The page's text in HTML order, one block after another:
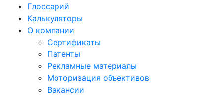
Глоссарий
Калькуляторы
О компании
Сертификаты
Патенты
Рекламные материалы
Моторизация объективов
Вакансии